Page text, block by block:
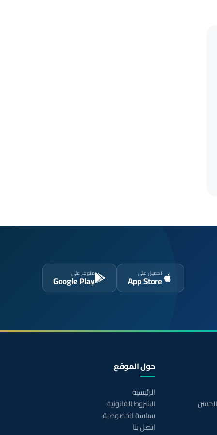
تحميل على
App Store
متوفر على
Google Play
حول الموقع
الرئيسية
الشروط القانونية
سياسة الخصوصية
اتصل بنا